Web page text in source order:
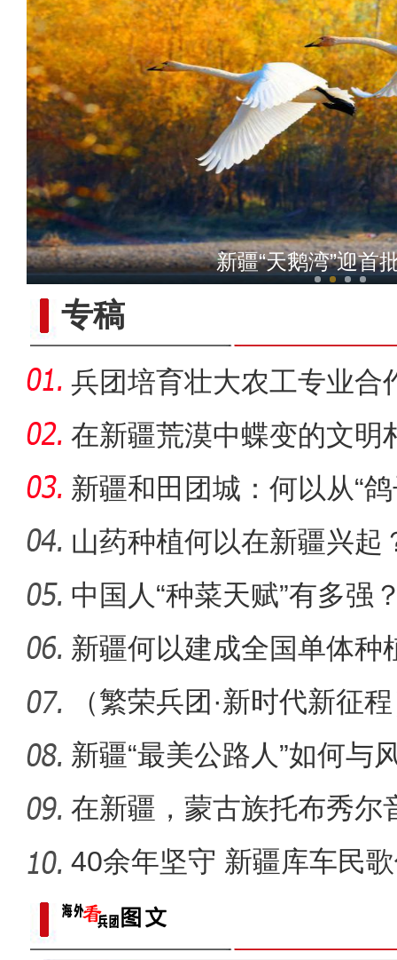
新疆大学举办建校100
标题：新“食”尚！“小份
新疆“天鹅湾”迎首
专稿
兵团培育壮大农工专业合
能
在新疆荒漠中蝶变的文明
新疆和田团城：何以从“
山药种植何以在新疆兴起
中国人“种菜天赋”有多强
场
新疆何以建成全国单体种
范基地
（繁荣兵团·新时代新征
疆兵团
新疆“最美公路人”如何与
在新疆，蒙古族托布秀尔
40余年坚守 新疆库车民
非遗魅力